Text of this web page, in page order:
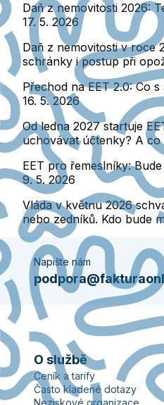
Daň z nemovitosti 2026:
17. 5. 2026
Daň z nemovitosti v roce
schránky i postup při
Přechod na EET 2.0: Co
16. 5. 2026
Od ledna 2027 startuje
uchovávat účtenky? A
EET pro řemeslníky:
9. 5. 2026
Vláda v květnu 2026
nebo zedníků. Kdo bude
Napište nám
O službě
Ceník a tarify
Často kladené dotazy